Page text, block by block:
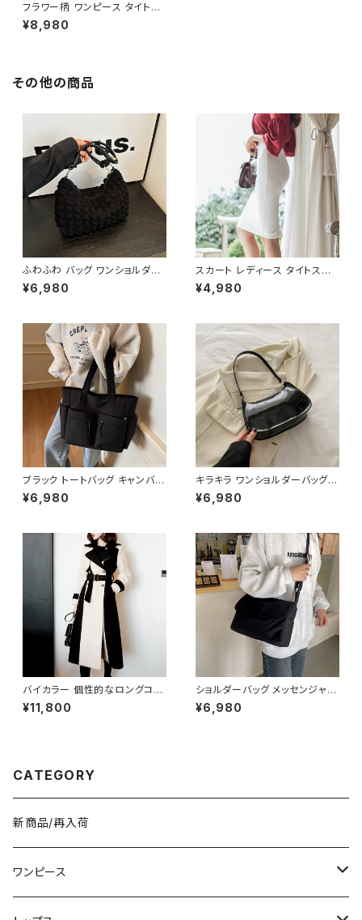
フラワー柄 ワンピース タイトワ
ンピース 膝丈ワンピース レディ
ース ドレス きれいめ 上品 エレ
0251
¥8,980
その他の商品
ふわふわ バッグ ワンショルダー
バッグ ハンドバッグ 韓国風 レデ
ィース かわいい 小さめ 軽量 お
¥6,980
スカート レディース タイトスカ
ート ミディアム ペンシルスカー
ト スリット 白 ホワイト ハイウエ
ィー 結婚式 コルセット風 春 夏
春夏 ミディアムタイトスカート
C-SSS0002
¥4,980
ブラック トートバッグ キャンバス
大容量 ポケット付き カジュアル
バッグ 韓国風バッグ マザーズバ
¥6,980
キラキラ ワンショルダーバッグ
パテントバッグ レディース バッグ
光沢感 コンパクト エレガント カ
¥6,980
バイカラー 個性的なロングコー
ト C-JAW1002
¥11,800
ショルダーバッグ メッセンジャー
バッグ 韓国バッグ レディース 斜
めがけ 軽量 シンプル 大容量 可
¥6,980
CATEGORY
新商品/再入荷
ワンピース